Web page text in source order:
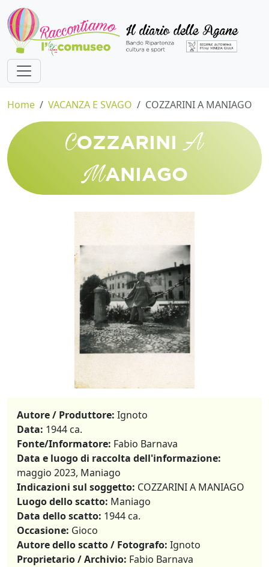
Home VACANZA E SVAGO COZZARINI A MANIAGO
COZZARINI A
MANIAGO
Autore / Produttore: Ignoto
Data: 1944 ca.
Fonte/Informatore: Fabio Barnava
Data e luogo di raccolta dell'informazione:
maggio 2023, Maniago
Indicazioni sul soggetto: COZZARINI A MANIAGO
Luogo dello scatto: Maniago
Data dello scatto: 1944 ca.
Occasione: Gioco
Autore dello scatto / Fotografo: Ignoto
Proprietario / Archivio: Fabio Barnava